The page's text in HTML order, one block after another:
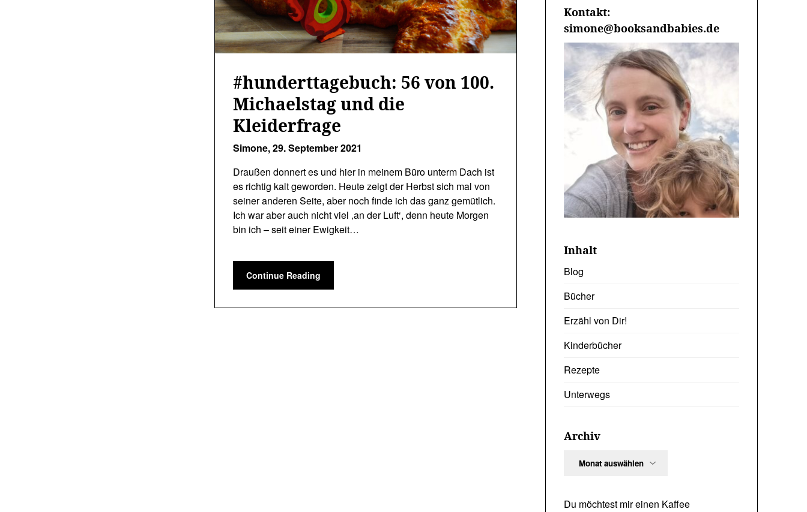
#hunderttagebuch: 56 von 100.
Michaelstag und die
Kleiderfrage
Simone,29. September 2021
Draußen donnert es und hier in meinem Büro unterm Dach ist
es richtig kalt geworden. Heute zeigt der Herbst sich mal von
seiner anderen Seite, aber noch finde ich das ganz gemütlich.
Ich war aber auch nicht viel ‚an der Luft‘, denn heute Morgen
bin ich – seit einer Ewigkeit…
Continue Reading
Kontakt:
simone@booksandbabies.de
Inhalt
Blog
Bücher
Erzähl von Dir!
Kinderbücher
Rezepte
Unterwegs
Archiv
Du möchtest mir einen Kaffee